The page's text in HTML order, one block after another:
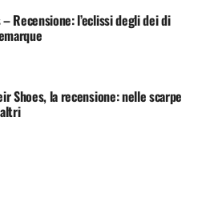
– Recensione: l’eclissi degli dei di
Shoes, la recensione: nelle scarpe